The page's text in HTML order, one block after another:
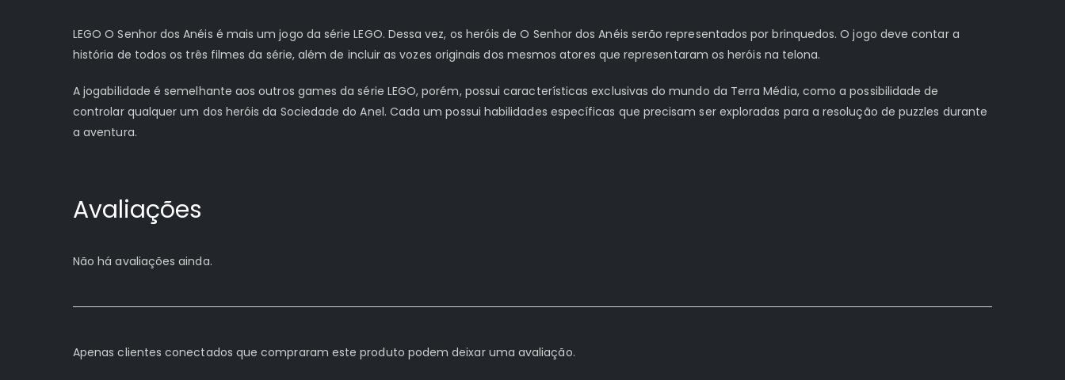
LEGO O Senhor dos Anéis é mais um jogo da série LEGO. Dessa vez, os heróis de O Senhor dos Anéis serão representados por brinquedos. O jogo deve contar a
história de todos os três filmes da série, além de incluir as vozes originais dos mesmos atores que representaram os heróis na telona.
A jogabilidade é semelhante aos outros games da série LEGO, porém, possui características exclusivas do mundo da Terra Média, como a possibilidade de
controlar qualquer um dos heróis da Sociedade do Anel. Cada um possui habilidades específicas que precisam ser exploradas para a resolução de puzzles durante
a aventura.
Avaliações
Não há avaliações ainda.
Apenas clientes conectados que compraram este produto podem deixar uma avaliação.